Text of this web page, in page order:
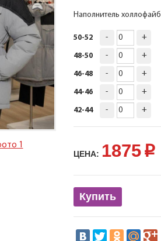
1
Наполнитель
50-52 - +
48-50 - +
46-48 - +
44-46 - +
42-44 - +
ЦЕНА: 1875p
Купить